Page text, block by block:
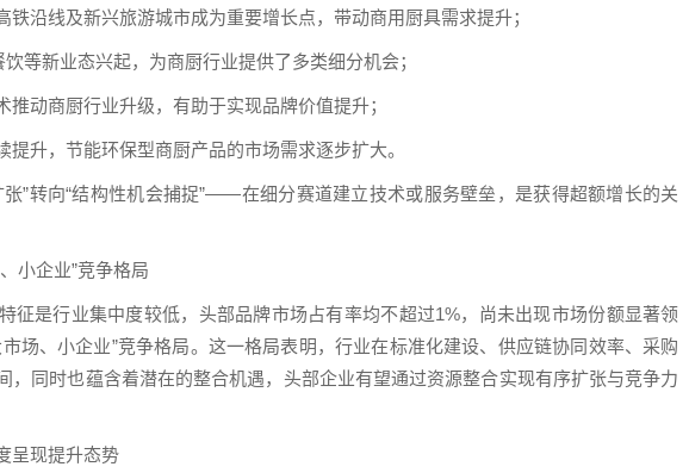
铁沿线及新兴旅游城市成为重要增长点，带动商用厨具需求提升；
等新业态兴起，为商厨行业提供了多类细分机会；
动商厨行业升级，有助于实现品牌价值提升；
升，节能环保型商厨产品的市场需求逐步扩大。
”转向“结构性机会捕捉”——在细分赛道建立技术或服务壁垒，是获得超额增长的关
小企业”竞争格局
征是行业集中度较低，头部品牌市场占有率均不超过1%，尚未出现市场份额显著领
场、小企业”竞争格局。这一格局表明，行业在标准化建设、供应链协同效率、采购
，同时也蕴含着潜在的整合机遇，头部企业有望通过资源整合实现有序扩张与竞争力
呈现提升态势